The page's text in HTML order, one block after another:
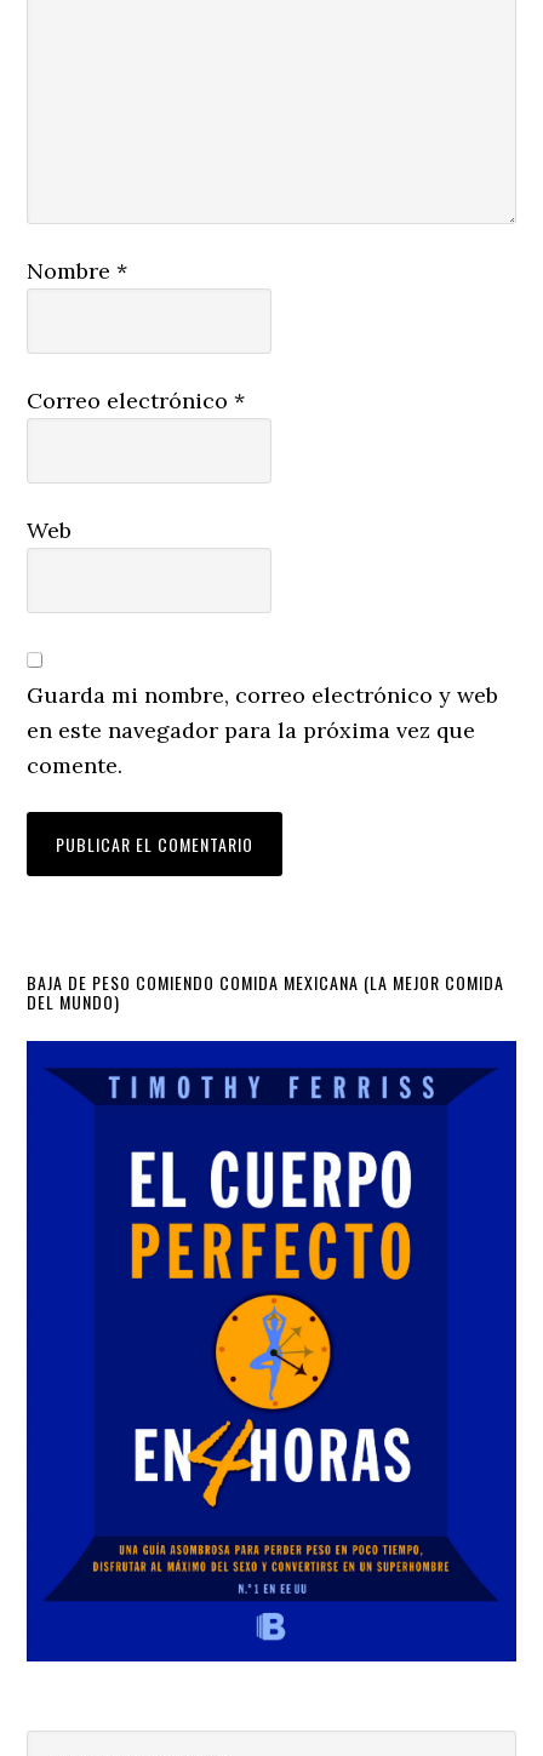
Nombre*
Correo electrónico*
Web
Guarda mi nombre, correo electrónico y web
en este navegador para la próxima vez que
comente.
Primary
Sidebar
BAJA DE PESO COMIENDO COMIDA MEXICANA (LA MEJOR COMIDA
DEL MUNDO)